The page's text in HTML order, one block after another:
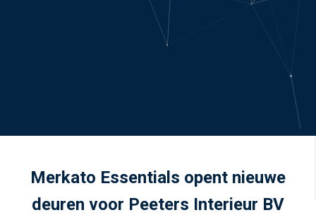
Merkato Essentials opent nieuwe
deuren voor Peeters Interieur BV